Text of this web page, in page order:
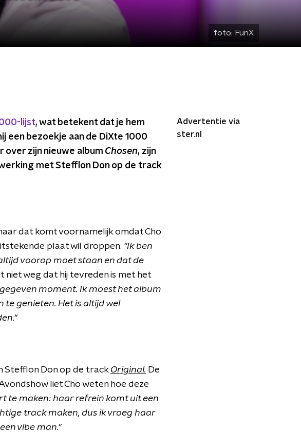
foto: FunX
lijst, wat betekent dat je hem
een bezoekje aan de DiXte 1000
over zijn nieuwe album Chosen, zijn
met Stefflon Don op de track
dat komt voornamelijk omdat Cho
plaat wil droppen. "Ik ben
voorop moet staan en dat de
weg dat hij tevreden is met het
moment. Ik moest het album
genieten. Het is altijd wel
Stefflon Don op de track Original. De
liet Cho weten hoe deze
te maken: haar refrein komt uit een
track maken, dus ik vroeg haar
vibe man."
Advertentie via
ster.nl